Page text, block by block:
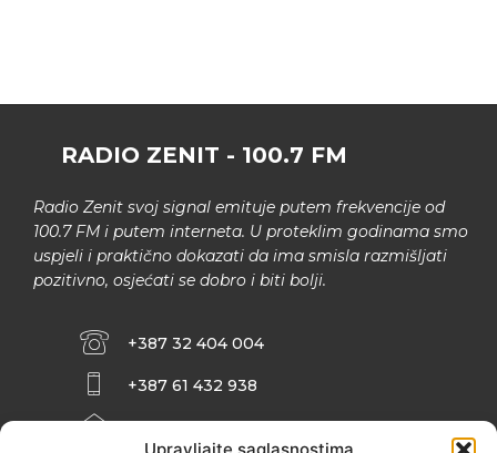
RADIO ZENIT - 100.7 FM
Radio Zenit svoj signal emituje putem frekvencije od
100.7 FM i putem interneta. U proteklim godinama smo
uspjeli i praktično dokazati da ima smisla razmišljati
pozitivno, osjećati se dobro i biti bolji.
+387 32 404 004
+387 61 432 938
INFO@ZENIT.BA